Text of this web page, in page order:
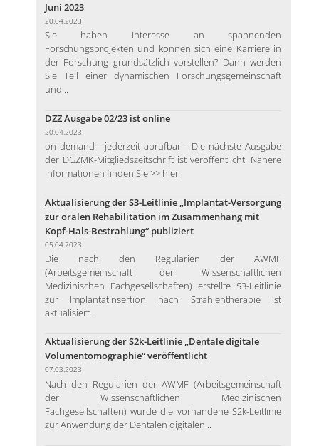
Juni 2023
20.04.2023
Sie haben Interesse an spannenden
Forschungsprojekten und können sich eine Karriere in
der Forschung grundsätzlich vorstellen? Dann werden
Sie Teil einer dynamischen Forschungsgemeinschaft
und...
DZZ Ausgabe 02/23 ist online
20.04.2023
on demand - jederzeit abrufbar - Die nächste Ausgabe
der DGZMK-Mitgliedszeitschrift ist veröffentlicht. Nähere
Informationen finden Sie >> hier .
Aktualisierung der S3-Leitlinie „Implantat-Versorgung
zur oralen Rehabilitation im Zusammenhang mit
Kopf-Hals-Bestrahlung“ publiziert
05.04.2023
Die nach den Regularien der AWMF
(Arbeitsgemeinschaft der Wissenschaftlichen
Medizinischen Fachgesellschaften) erstellte S3-Leitlinie
zur Implantatinsertion nach Strahlentherapie ist
aktualisiert...
Aktualisierung der S2k-Leitlinie „Dentale digitale
Volumentomographie“ veröffentlicht
07.03.2023
Nach den Regularien der AWMF (Arbeitsgemeinschaft
der Wissenschaftlichen Medizinischen
Fachgesellschaften) wurde die vorhandene S2k-Leitlinie
zur Anwendung der Dentalen digitalen...